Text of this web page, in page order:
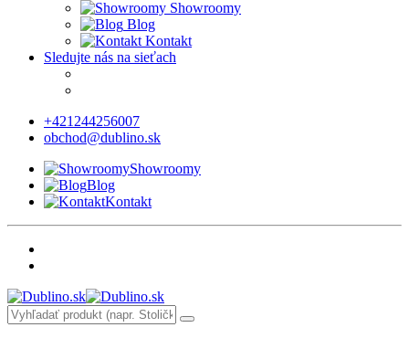
Showroomy
Blog
Kontakt
Sledujte nás na sieťach
+421244256007
obchod@dublino.sk
Showroomy
Blog
Kontakt